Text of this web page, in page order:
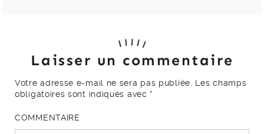
Laisser un commentaire
Votre adresse e-mail ne sera pas publiée. Les champs
obligatoires sont indiqués avec *
COMMENTAIRE